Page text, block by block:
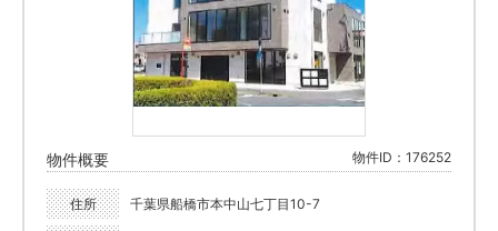
物件概要 物件ID：176252
住所 千葉県船橋市本中山七丁目10-7